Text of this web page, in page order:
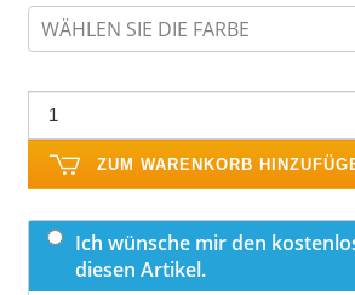
WÄHLEN SIE DIE FARBE
ZUM WARENKORB
Ich wünsche mir den
diesen Artikel.